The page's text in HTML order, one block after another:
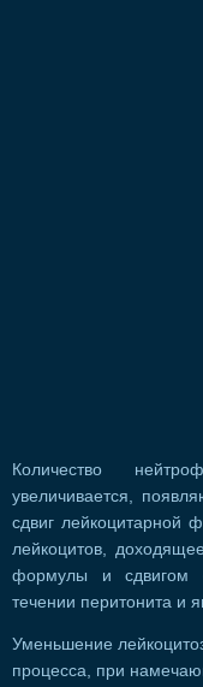
Количество
увеличивается,
сдвиг лейкоцитарной
лейкоцитов,
формулы и сдвигом
течении перитонита и
Уменьшение
процесса, при